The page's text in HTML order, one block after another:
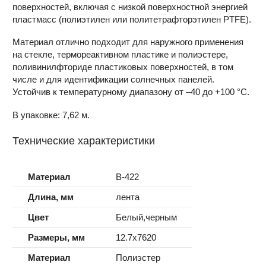
поверхностей, включая с низкой поверхностной энергией
пластмасс (полиэтилен или политетрафторэтилен PTFE).
Материал отлично подходит для наружного применения
на стекле, термореактивном пластике и полиэстере,
поливинилфториде пластиковых поверхностей, в том
числе и для идентификации солнечных панелей.
Устойчив к температурному диапазону от –40 до +100 °С.
В упаковке: 7,62 м.
Технические характеристики
Материал
B-422
Длина, мм
лента
Цвет
Белый,черным
Размеры, мм
12.7x7620
Материал
Полиэстер